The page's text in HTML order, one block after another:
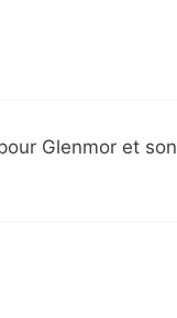
Glenmor et son